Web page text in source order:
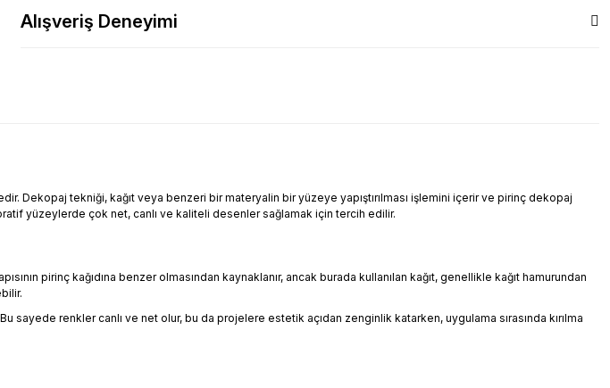
Alışveriş Deneyimi
Dekopaj tekniği, kağıt veya benzeri bir materyalin bir yüzeye yapıştırılması işlemini içerir ve pirinç dekopaj
yüzeylerde çok net, canlı ve kaliteli desenler sağlamak için tercih edilir.
pirinç kağıdına benzer olmasından kaynaklanır, ancak burada kullanılan kağıt, genellikle kağıt hamurundan
sayede renkler canlı ve net olur, bu da projelere estetik açıdan zenginlik katarken, uygulama sırasında kırılma